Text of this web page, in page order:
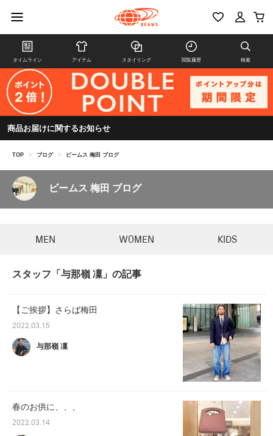
タイムライン アイテム スタイリング 閲覧履歴 検索
商品お届けに関するお知らせ
TOP > ブログ > ビームス 梅田 ブログ
ビームス 梅田 ブログ
MEN WOMEN KIDS
スタッフ「与那嶺 凜」の記事
【ご挨拶】さらば梅田
2022.03.15
与那嶺 凜
春のお供に、、、
2022.03.14